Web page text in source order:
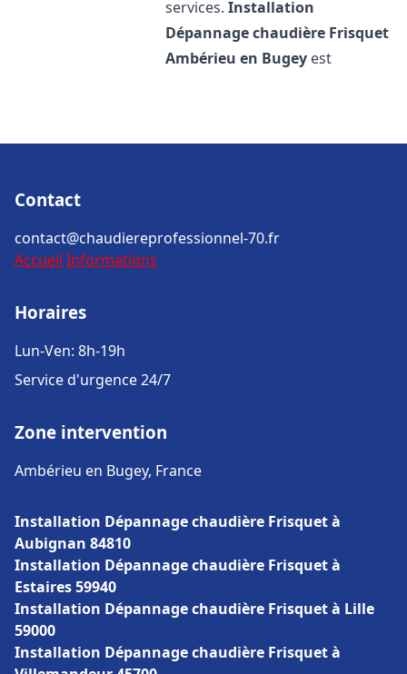
services.Installation
Dépannage chaudière Frisquet
Ambérieu en Bugey est
Contact
contact@chaudiereprofessionnel-70.fr
Accueil Informations
Horaires
Lun-Ven: 8h-19h
Service d'urgence 24/7
Zone intervention
Ambérieu en Bugey, France
Installation Dépannage chaudière Frisquet à
Aubignan 84810
Installation Dépannage chaudière Frisquet à
Estaires 59940
Installation Dépannage chaudière Frisquet à Lille
59000
Installation Dépannage chaudière Frisquet à